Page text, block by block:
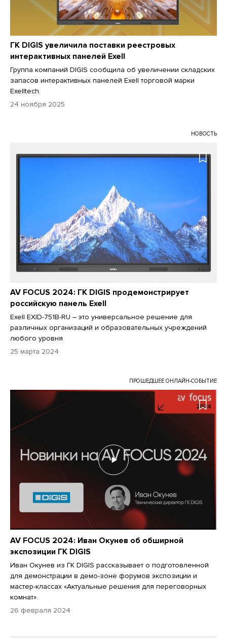
ГК DIGIS увеличила поставки реестровых
интерактивных панелей Exell
Группа компаний DIGIS сообщила об увеличении складских
запасов интерактивных панелей Exell торговой марки
Exelltech.
24 ноября 2025
НОВОСТЬ
AV FOCUS 2024: ГК DIGIS продемонстрирует
российскую панель Exell
Exell EXID-751B-RU – это универсальное решение для
различных организаций и образовательных учреждений
любого уровня
25 марта 2024
ПРОШЕДШЕЕ ОНЛАЙН-СОБЫТИЕ
AV FOCUS 2024: Иван Окунев об обширной
экспозиции ГК DIGIS
Иван Окунев из ГК DIGIS рассказывает о подготовленной
для демонстрации в демо-зоне форумов экспозиции и
мастер-классах «Актуальные решения для переговорных
комнат».
26 февраля 2024